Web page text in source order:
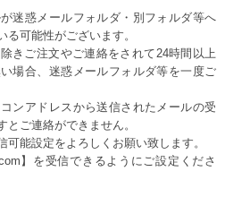
迷惑メールフォルダ・別フォルダ等へ
可能性がございます。
きご注文やご連絡をされて24時間以上
場合、迷惑メールフォルダ等を一度ご
ンアドレスから送信されたメールの受
ご連絡ができません。
能設定をよろしくお願い致します。
】を受信できるようにご設定くださ